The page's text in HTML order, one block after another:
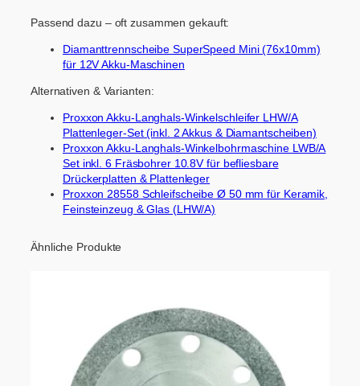
Passend dazu – oft zusammen gekauft:
Diamanttrennscheibe SuperSpeed Mini (76x10mm)
für 12V Akku-Maschinen
Alternativen & Varianten:
Proxxon Akku-Langhals-Winkelschleifer LHW/A
Plattenleger-Set (inkl. 2 Akkus & Diamantscheiben)
Proxxon Akku-Langhals-Winkelbohrmaschine LWB/A
Set inkl. 6 Fräsbohrer 10.8V für befliesbare
Drückerplatten & Plattenleger
Proxxon 28558 Schleifscheibe Ø 50 mm für Keramik,
Feinsteinzeug & Glas (LHW/A)
Ähnliche Produkte